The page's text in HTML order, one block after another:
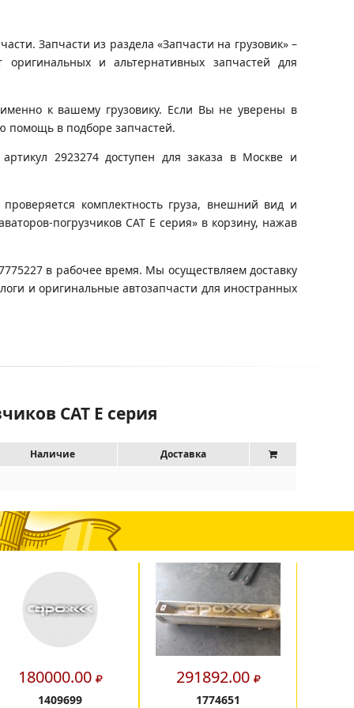
Запчасти из раздела «Запчасти на грузовик» –
и альтернативных запчастей для
к вашему грузовику. Если Вы не уверены в
помощь в подборе запчастей.
2923274 доступен для заказа в Москве и
комплектность груза, внешний вид и
погрузчиков CAT E серия» в корзину, нажав
в рабочее время. Мы осуществляем доставку
и оригинальные автозапчасти для иностранных
CAT E серия
Наличие
Доставка
180000.00
1409699
291892.00
1774651